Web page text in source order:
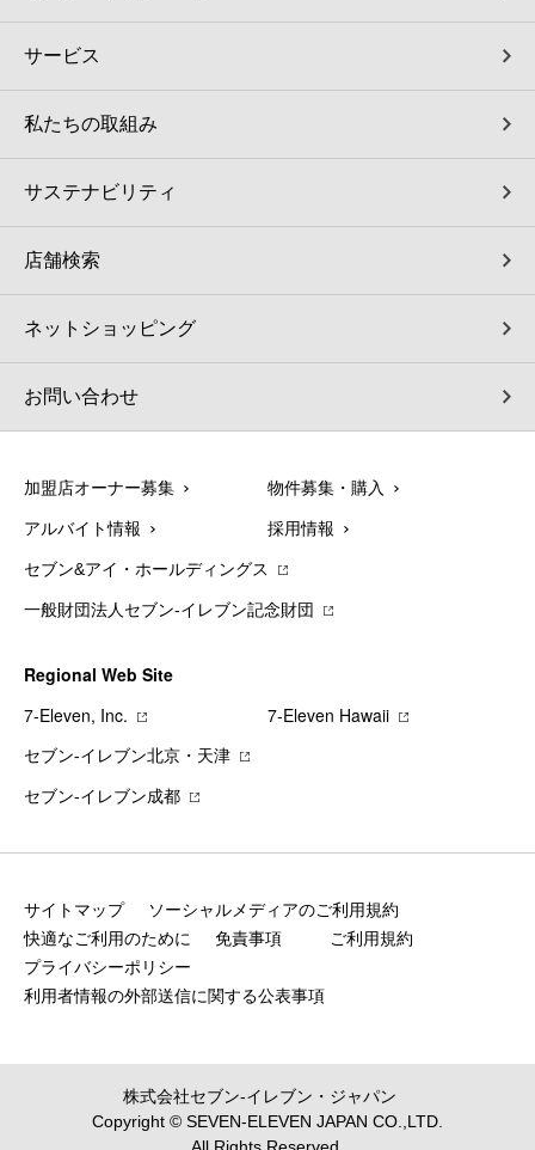
ソフトバンクギフト
サービス
私たちの取組み
サステナビリティ
店舗検索
ネットショッピング
お問い合わせ
加盟店オーナー募集 物件募集・購入
アルバイト情報 採用情報
セブン&アイ・ホールディングス
一般財団法人セブン-イレブン記念財団
Regional Web Site
7‐Eleven, Inc.
7‐Eleven Hawaii
セブン‐イレブン北京・天津
セブン‐イレブン成都
サイトマップ
ソーシャルメディアのご利用規約
快適なご利用のために
免責事項
ご利用規約
プライバシーポリシー
利用者情報の外部送信に関する公表事項
株式会社セブン‐イレブン・ジャパン
Copyright © SEVEN-ELEVEN JAPAN CO.,LTD.